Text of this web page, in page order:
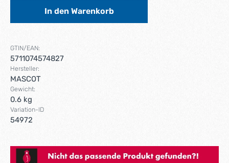
In den Warenkorb
GTIN/EAN:
5711074574827
Hersteller:
MASCOT
Gewicht:
0.6 kg
Variation-ID
54972
Hier gehts zum Mascot Store!